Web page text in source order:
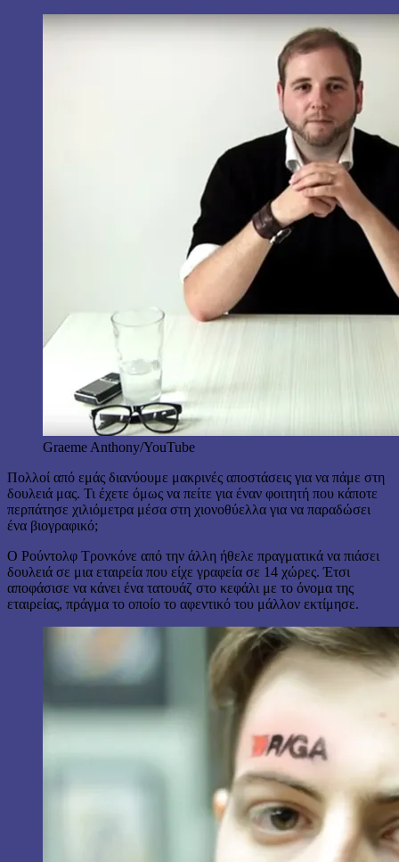
Graeme Anthony/YouTube
Πολλοί από εμάς διανύουμε μακρινές αποστάσεις για να πάμε στη
δουλειά μας. Τι έχετε όμως να πείτε για έναν φοιτητή που κάποτε
περπάτησε χιλιόμετρα μέσα στη χιονοθύελλα για να παραδώσει
ένα βιογραφικό;
Ο Ρούντολφ Τρονκόνε από την άλλη ήθελε πραγματικά να πιάσει
δουλειά σε μια εταιρεία που είχε γραφεία σε 14 χώρες. Έτσι
αποφάσισε να κάνει ένα τατουάζ στο κεφάλι με το όνομα της
εταιρείας, πράγμα το οποίο το αφεντικό του μάλλον εκτίμησε.